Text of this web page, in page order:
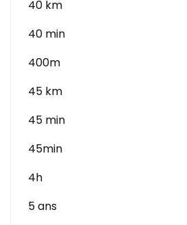
40 km
40 min
400m
45 km
45 min
45min
4h
5 ans